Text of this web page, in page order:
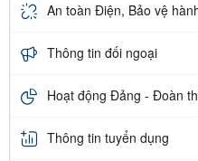
An toàn Điện, Bảo vệ
Thông tin đối ngoại
Hoạt động Đảng - Đoàn
Thông tin tuyển dụng